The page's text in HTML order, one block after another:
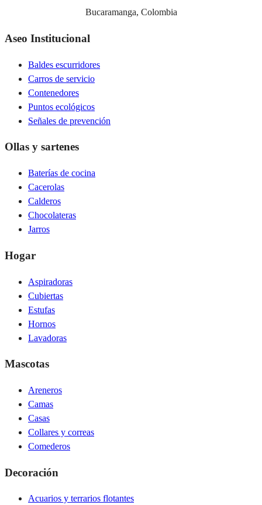
Bucaramanga, Colombia
Aseo Institucional
Baldes escurridores
Carros de servicio
Contenedores
Puntos ecológicos
Señales de prevención
Ollas y sartenes
Baterías de cocina
Cacerolas
Calderos
Chocolateras
Jarros
Hogar
Aspiradoras
Cubiertas
Estufas
Hornos
Lavadoras
Mascotas
Areneros
Camas
Casas
Collares y correas
Comederos
Decoración
Acuarios y terrarios flotantes